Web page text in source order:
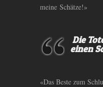
meine Schätze!»
Die
einen
«Das Beste zum